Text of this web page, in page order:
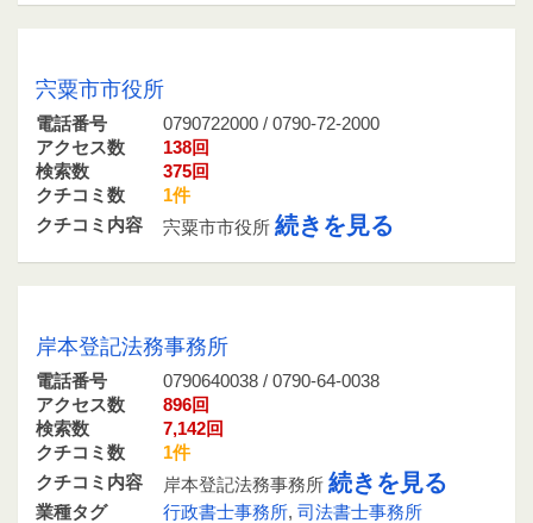
宍粟市市役所
電話番号
0790722000 / 0790-72-2000
アクセス数
138回
検索数
375回
クチコミ数
1件
クチコミ内容
宍粟市市役所 続きを見る
岸本登記法務事務所
電話番号
0790640038 / 0790-64-0038
アクセス数
896回
検索数
7,142回
クチコミ数
1件
クチコミ内容
岸本登記法務事務所 続きを見る
業種タグ 行政書士事務所, 司法書士事務所